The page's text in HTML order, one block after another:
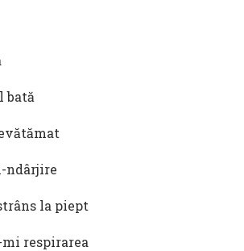
bată
ndârjire
la piept
respirarea